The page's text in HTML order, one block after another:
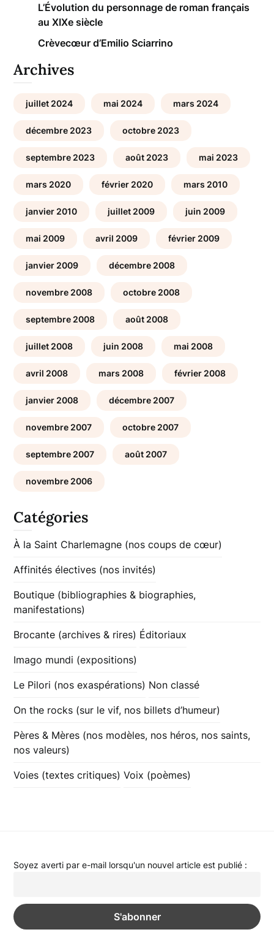
L’Évolution du personnage de roman français
au XIXe siècle
Crèvecœur d’Emilio Sciarrino
Archives
juillet 2024 mai 2024 mars 2024
décembre 2023 octobre 2023
septembre 2023 août 2023 mai 2023
mars 2020 février 2020 mars 2010
janvier 2010 juillet 2009 juin 2009
mai 2009 avril 2009 février 2009
janvier 2009 décembre 2008
novembre 2008 octobre 2008
septembre 2008 août 2008
juillet 2008 juin 2008 mai 2008
avril 2008 mars 2008 février 2008
janvier 2008 décembre 2007
novembre 2007 octobre 2007
septembre 2007 août 2007
novembre 2006
Catégories
À la Saint Charlemagne (nos coups de cœur)
Affinités électives (nos invités)
Boutique (bibliographies & biographies,
manifestations)
Brocante (archives & rires) Éditoriaux
Imago mundi (expositions)
Le Pilori (nos exaspérations) Non classé
On the rocks (sur le vif, nos billets d’humeur)
Pères & Mères (nos modèles, nos héros, nos saints,
nos valeurs)
Voies (textes critiques) Voix (poèmes)
Soyez averti par e-mail lorsqu'un nouvel article est publié :